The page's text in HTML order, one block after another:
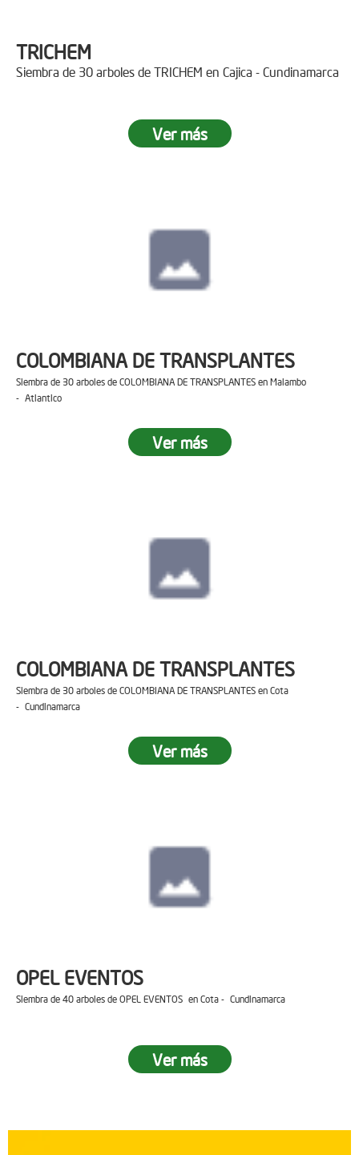
TRICHEM
Siembra de 30 arboles de TRICHEM en Cajica - Cundinamarca
Ver más
COLOMBIANA DE TRANSPLANTES
Siembra de 30 arboles de COLOMBIANA DE TRANSPLANTES en Malambo
- Atlantico
Ver más
COLOMBIANA DE TRANSPLANTES
Siembra de 30 arboles de COLOMBIANA DE TRANSPLANTES en Cota
- Cundinamarca
Ver más
OPEL EVENTOS
Siembra de 40 arboles de OPEL EVENTOS en Cota - Cundinamarca
Ver más